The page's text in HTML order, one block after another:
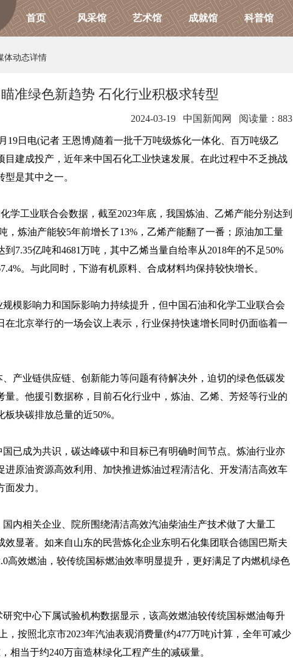
首页 风采馆 艺术馆 成就馆 科普馆
体动态详情
瞄准绿色新趋势 石化行业积极求转型
2024-03-19 中国新闻网 阅读量：883
19日电(记者 王恩博)随着一批千万吨级炼化一体化、百万吨级乙
目建成投产，近年来中国石化工业快速发展。在此过程中不乏挑战
是其中之一。
工业联合会数据，截至2023年底，我国炼油、乙烯产能分别达到
，炼油产能较5年前增长了13%，乙烯产能翻了一番；原油加工量
到7.35亿吨和4681万吨，其中乙烯当量自给率从2018年的不足50%
。与此同时，下游有机原料、合成材料均保持较快增长。
规模影响力和国际影响力持续提升，但中国石油和化学工业联合会
在北京举行的一场会议上表示，行业保持快速增长同时仍面临着一
、产业链供应链、创新能力等问题有待解决外，迫切的绿色低碳发
量。他援引数据称，目前石化行业中，炼油、乙烯、芳烃等行业的
块碳排放总量的近50%。
国已成为共识，碳达峰碳中和目标已有明确时间节点。炼油行业亦
进原油资源高效利用、加快推进炼油过程清洁化、开发清洁高效车
面发力。
国内相关企业、院所围绕清洁高效汽油柴油生产技术做了大量工
效显著。如来自山东的民营炼化企业东明石化集团联合德国巴斯夫
高效燃油，较传统国标燃油效率明显提升，更好满足了内燃机绿色
研究中心下属试验机构数据显示，该高效燃油较传统国标燃油每升
，按照北京市2023年汽油表观消费量(约477万吨)计算，全年可减少
相当于约240万亩造林绿化工程产生的减碳量。